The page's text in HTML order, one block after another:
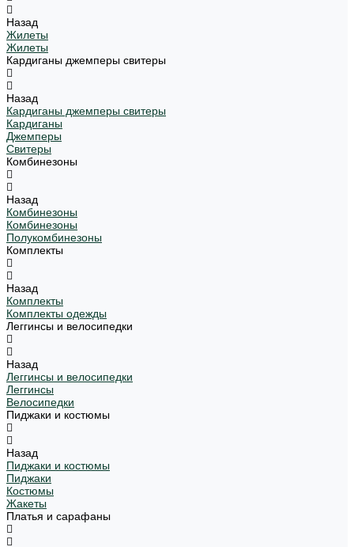
Назад
Жилеты
Жилеты
Кардиганы джемперы свитеры
Назад
Кардиганы джемперы свитеры
Кардиганы
Джемперы
Свитеры
Комбинезоны
Назад
Комбинезоны
Комбинезоны
Полукомбинезоны
Комплекты
Назад
Комплекты
Комплекты одежды
Леггинсы и велосипедки
Назад
Леггинсы и велосипедки
Леггинсы
Велосипедки
Пиджаки и костюмы
Назад
Пиджаки и костюмы
Пиджаки
Костюмы
Жакеты
Платья и сарафаны